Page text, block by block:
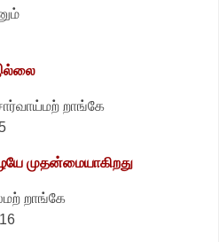
றாங்கே
முதன்மையாகிறது
றாங்கே
16